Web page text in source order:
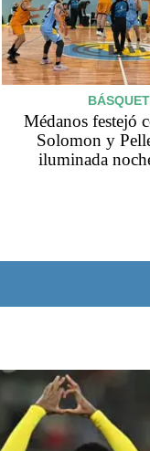
Médanos festejó
Solomon y
iluminada